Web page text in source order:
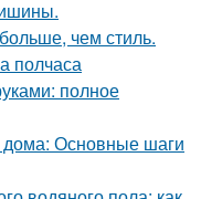
чем стиль.
полчаса
полное
дома: Основные шаги